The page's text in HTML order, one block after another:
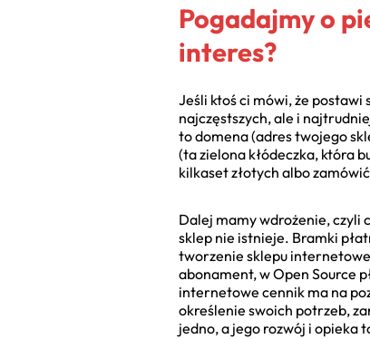
Pogadajmy o
interes?
Jeśli ktoś ci mówi, że
najczęstszych, ale i
to domena (adres twojego
(ta zielona kłódeczka, która
kilkaset złotych albo
Dalej mamy wdrożenie, czyli
sklep nie istnieje. Bramki
tworzenie sklepu
abonament, w Open Source
internetowe cennik ma na
określenie swoich potrzeb,
jedno, a jego rozwój i opieka